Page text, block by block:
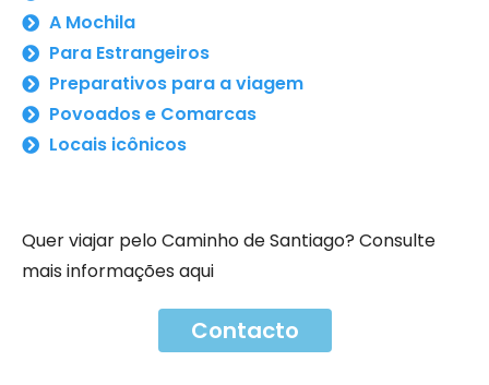
A Mochila
Para Estrangeiros
Preparativos para a viagem
Povoados e Comarcas
Locais icônicos
Quer viajar pelo Caminho de Santiago? Consulte
mais informações aqui
Contacto